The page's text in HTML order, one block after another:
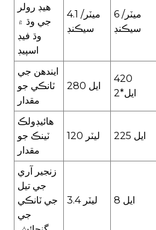
هيڊ رولر
جي وڌ ۾
وڌ فيڊ
اسپيڊ
4.1 ميٽر/
سيڪنڊ
6 ميٽر/
سيڪنڊ
ايندھن جي
ٽانڪي جو
مقدار
280 ايل
420
ايل*2
هائيڊولڪ
ٽينڪ جو
مقدار
120 ليٽر 225 ايل
زنجير آري
جي تيل
جي ٽانڪي
جي
3.4 ليٽر 8 ايل